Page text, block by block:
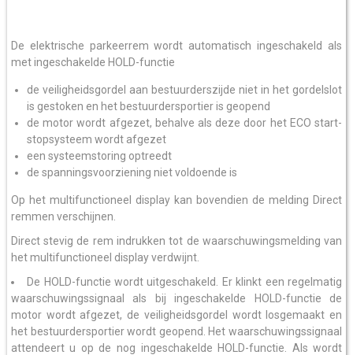
De elektrische parkeerrem wordt automatisch ingeschakeld als
met ingeschakelde HOLD-functie
de veiligheidsgordel aan bestuurderszijde niet in het gordelslot
is gestoken en het bestuurdersportier is geopend
de motor wordt afgezet, behalve als deze door het ECO start-
stopsysteem wordt afgezet
een systeemstoring optreedt
de spanningsvoorziening niet voldoende is
Op het multifunctioneel display kan bovendien de melding Direct
remmen verschijnen.
Direct stevig de rem indrukken tot de waarschuwingsmelding van
het multifunctioneel display verdwijnt.
De HOLD-functie wordt uitgeschakeld. Er klinkt een regelmatig
waarschuwingssignaal als bij ingeschakelde HOLD-functie de
motor wordt afgezet, de veiligheidsgordel wordt losgemaakt en
het bestuurdersportier wordt geopend. Het waarschuwingssignaal
attendeert u op de nog ingeschakelde HOLD-functie. Als wordt